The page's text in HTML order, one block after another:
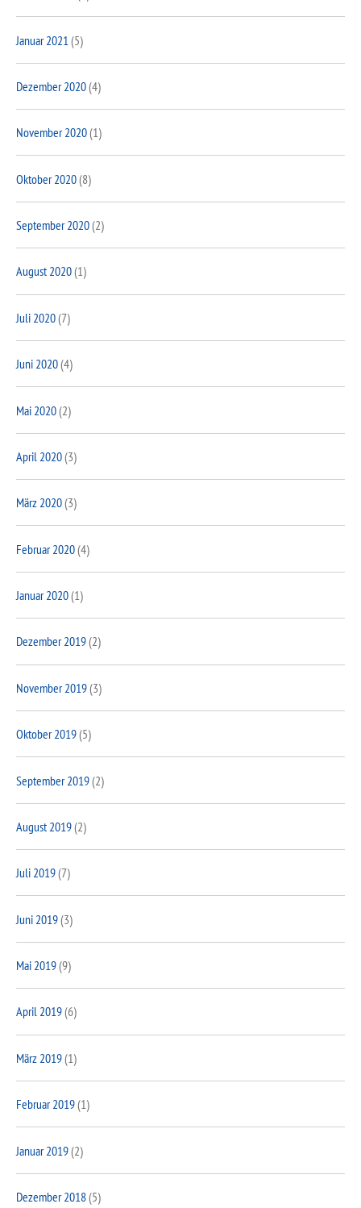
Januar 2021 (5)
Dezember 2020(4)
November 2020(1)
Oktober 2020(8)
September 2020(2)
August 2020(1)
Juli 2020(7)
Juni 2020(4)
Mai 2020(2)
April 2020(3)
März 2020(3)
Februar 2020(4)
Januar 2020(1)
Dezember 2019(2)
November 2019(3)
Oktober 2019(5)
September 2019(2)
August 2019(2)
Juli 2019(7)
Juni 2019(3)
Mai 2019(9)
April 2019(6)
März 2019(1)
Februar 2019(1)
Januar 2019(2)
Dezember 2018(5)